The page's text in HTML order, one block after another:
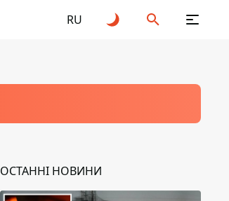
RU
ОСТАННІ НОВИНИ